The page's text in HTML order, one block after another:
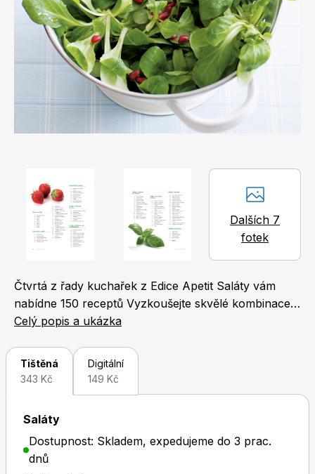
Svět ženy Marianne Venkov & styl
Naše krásná zahrada
Chip
Sudoku a křížovky
LEGO® časopisy
Dalších 7
fotek
Čtvrtá z řady kuchařek z Edice Apetit Saláty vám
nabídne 150 receptů Vyzkoušejte skvělé kombinace s
ovocem, sýrem, masem, luštěninami nebo
lehké letní, zimní teplé, i vydatné a přitom zdravé.
Staňte se mistrem salátové kuchyně!
Celý popis a ukázka
Tištěná
343 Kč
Digitální
149 Kč
Saláty
Dostupnost: Skladem, expedujeme do 3 prac.
dnů